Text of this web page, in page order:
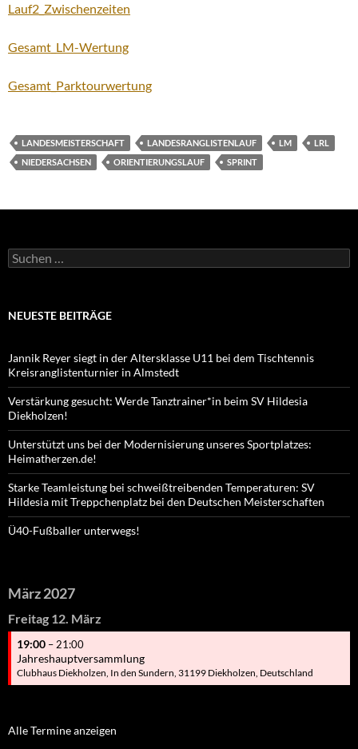
Lauf2_Zwischenzeiten
Gesamt_LM-Wertung
Gesamt_Parktourwertung
LANDESMEISTERSCHAFT LANDESRANGLISTENLAUF LM
LRL
NIEDERSACHSEN
ORIENTIERUNGSLAUF SPRINT
Suchen
nach:
NEUESTE BEITRÄGE
Jannik Reyer siegt in der Altersklasse U11 bei dem Tischtennis
Kreisranglistenturnier in Almstedt
Verstärkung gesucht: Werde Tanztrainer*in beim SV Hildesia
Diekholzen!
Unterstützt uns bei der Modernisierung unseres Sportplatzes:
Heimatherzen.de!
Starke Teamleistung bei schweißtreibenden Temperaturen: SV
Hildesia mit Treppchenplatz bei den Deutschen Meisterschaften
Ü40-Fußballer unterwegs!
März 2027
Freitag 12. März
19:00 – 21:00
Jahreshauptversammlung
Clubhaus Diekholzen, In den Sundern, 31199 Diekholzen, Deutschland
Alle Termine anzeigen